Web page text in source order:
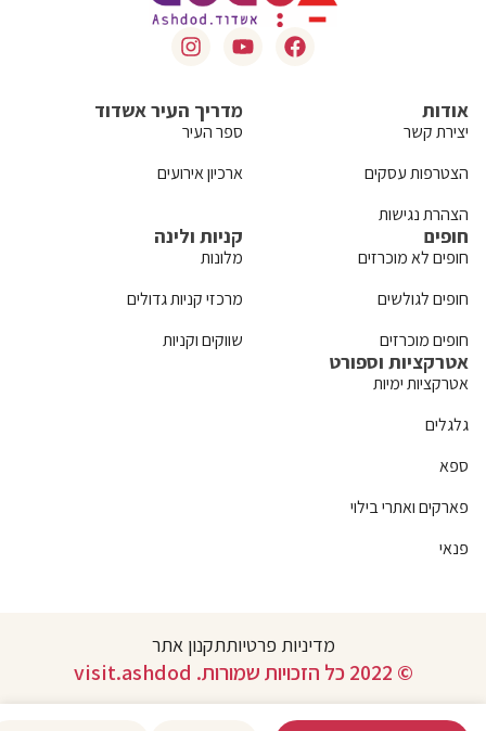
אודות
יצירת קשר
הצטרפות עסקים
הצהרת נגישות
מדריך העיר אשדוד
ספר העיר
ארכיון אירועים
חופים
חופים לא מוכרזים
חופים לגולשים
חופים מוכרזים
קניות ולינה
מלונות
מרכזי קניות גדולים
שווקים וקניות
אטרקציות וספורט
אטרקציות ימיות
גלגלים
ספא
פארקים ואתרי בילוי
פנאי
מדיניות פרטיותתקנון אתר
© 2022 כל הזכויות שמורות. visit.ashdod